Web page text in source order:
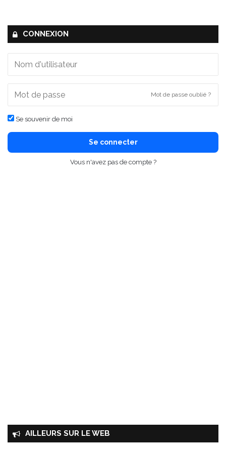
CONNEXION
Mot de passe oublié ?
Se souvenir de moi
Se connecter
Vous n'avez pas de compte ?
AILLEURS SUR LE WEB